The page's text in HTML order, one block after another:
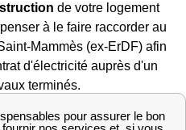
de votre logement
à le faire raccorder au
Mammès (ex-ErDF) afin
d'électricité auprès d'un
terminés.
à Enedis une demande